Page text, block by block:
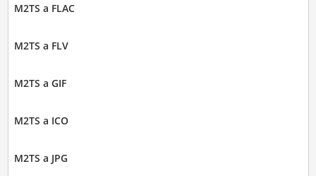
M2TS a FLAC
M2TS a FLV
M2TS a GIF
M2TS a ICO
M2TS a JPG